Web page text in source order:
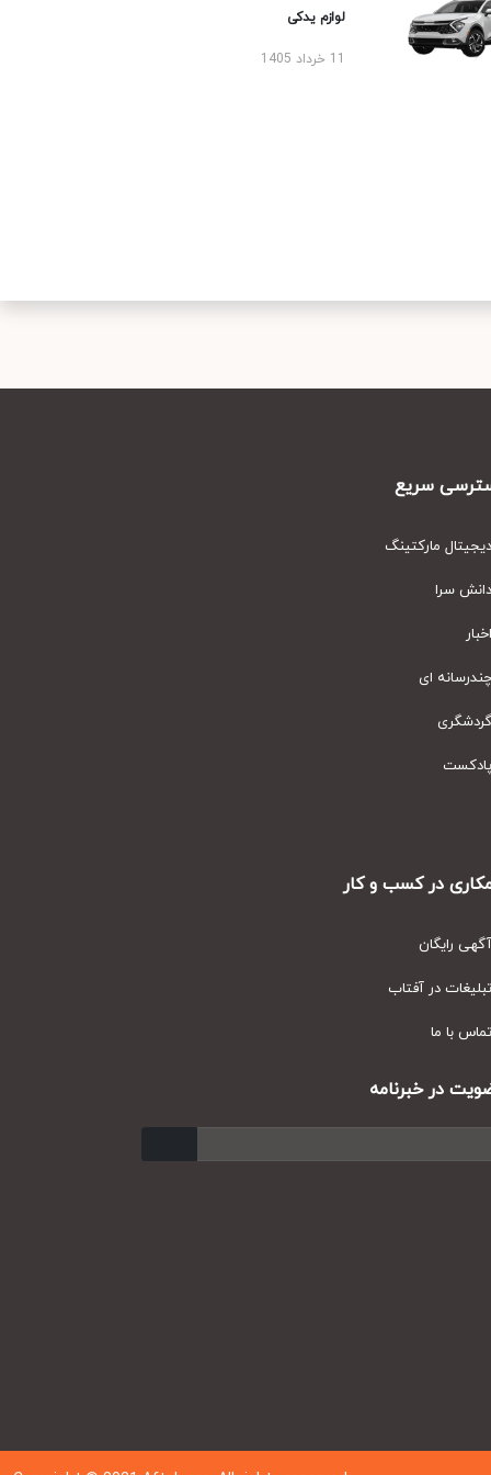
لوازم یدکی
سریع
مارکتینگ
سرا
ای
در کسب و کار
رایگان
در آفتاب
با ما
در خبرنامه